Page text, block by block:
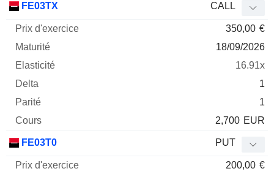
FE03TX CALL
350,00 €
18/09/2026
16.91x
1
1
2,700 EUR
FE03T0 PUT
200,00 €